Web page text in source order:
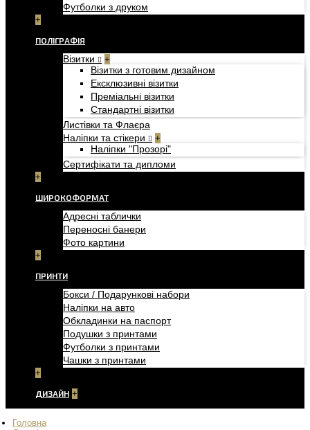
Футболки з друком
+
ПОЛІГРАФІЯ
Візитки +
Візитки з готовим дизайном
Ексклюзивні візитки
Преміальні візитки
Стандартні візитки
Листівки та Флаєра
Наліпки та стікери
+
Наліпки "Прозорі"
Сертифікати та дипломи
+
ШИРОКОФОРМАТ
Адресні таблички
Переносні банери
Фото картини
+
ПРИНТИ
Бокси / Подарункові набори
Наліпки на авто
Обкладинки на паспорт
Подушки з принтами
Футболки з принтами
Чашки з принтами
+
ДИЗАЙН +
Головна